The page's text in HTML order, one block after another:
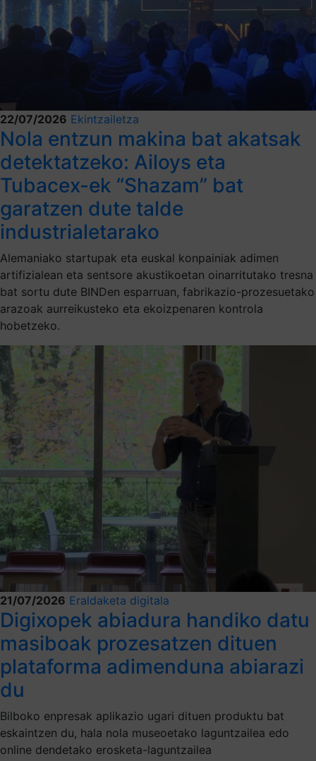
22/07/2026 Ekintzailetza
Nola entzun makina bat akatsak
detektatzeko: Ailoys eta
Tubacex-ek “Shazam” bat
garatzen dute talde
industrialetarako
Alemaniako startupak eta euskal konpainiak adimen
artifizialean eta sentsore akustikoetan oinarritutako tresna
bat sortu dute BINDen esparruan, fabrikazio-prozesuetako
arazoak aurreikusteko eta ekoizpenaren kontrola
hobetzeko.
21/07/2026 Eraldaketa digitala
Digixopek abiadura handiko datu
masiboak prozesatzen dituen
plataforma adimenduna abiarazi
du
Bilboko enpresak aplikazio ugari dituen produktu bat
eskaintzen du, hala nola museoetako laguntzailea edo
online dendetako erosketa-laguntzailea